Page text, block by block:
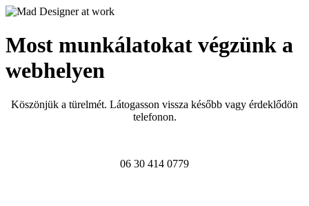
Most munkálatokat végzünk a
webhelyen
Köszönjük a türelmét. Látogasson vissza később vagy érdeklődön
telefonon.
06 30 414 0779